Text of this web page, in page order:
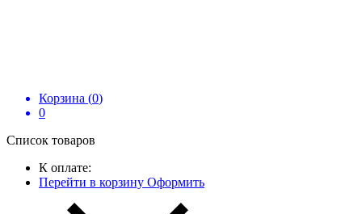
Корзина (0)
0
Список товаров
К оплате:
Перейти в корзину Оформить